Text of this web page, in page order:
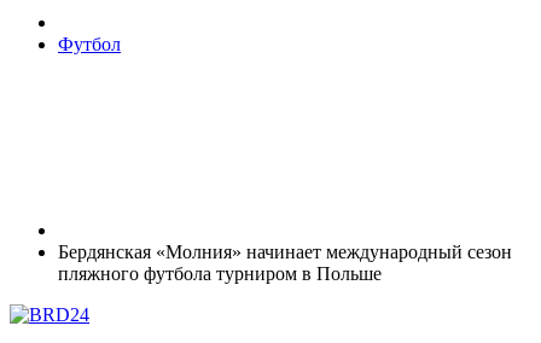
Футбол
Бердянская «Молния» начинает международный сезон
пляжного футбола турниром в Польше